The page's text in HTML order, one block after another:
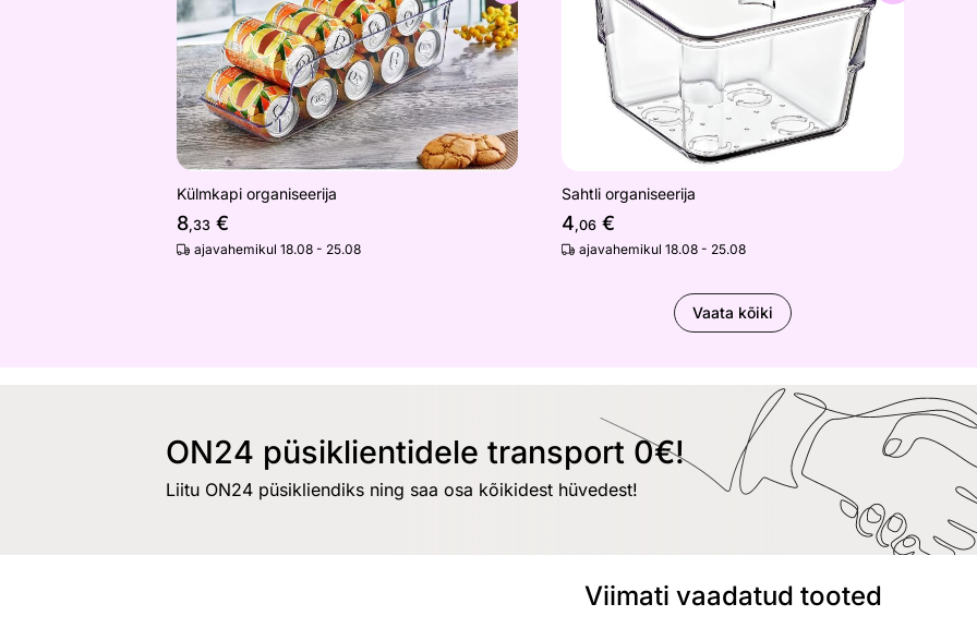
Külmkapi organiseerija
8,33 €
ajavahemikul 18.08 - 25.08
Sahtli organiseerija
4,06 €
ajavahemikul 18.08 - 25.08
Vaata kõiki
ON24 püsiklientidele transport 0€!
Liitu ON24 püsikliendiks ning saa osa kõikidest hüvedest!
Viimati vaadatud tooted